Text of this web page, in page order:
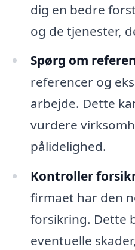
dig en bedre
og de tjenester,
Spørg om
referencer og
arbejde. Dette
vurdere
pålidelighed.
Kontroller
firmaet har den
forsikring. Dette
eventuelle